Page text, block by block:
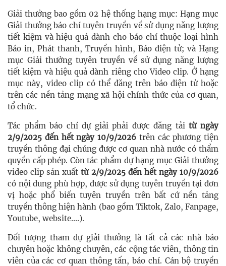
Giải thưởng bao gồm 02 hệ thống hạng mục: Hạng mục
Giải thưởng báo chí tuyên truyền về sử dụng năng lượng
tiết kiệm và hiệu quả dành cho báo chí thuộc loại hình
Báo in, Phát thanh, Truyền hình, Báo điện tử; và Hạng
mục Giải thưởng tuyên truyền về sử dụng năng lượng
tiết kiệm và hiệu quả dành riêng cho Video clip. Ở hạng
mục này, video clip có thể đăng trên báo điện tử hoặc
trên các nền tảng mạng xã hội chính thức của cơ quan,
tổ chức.
Tác phẩm báo chí dự giải phải được đăng tải từ ngày
2/9/2025 đến hết ngày 10/9/2026 trên các phương tiện
truyền thông đại chúng được cơ quan nhà nước có thẩm
quyền cấp phép. Còn tác phẩm dự hạng mục Giải thưởng
video clip sản xuấttừ 2/9/2025 đến hết ngày 10/9/2026
có nội dung phù hợp, được sử dụng tuyên truyền tại đơn
vị hoặc phổ biến tuyên truyền trên bất cứ nền tảng
truyền thông hiện hành (bao gồm Tiktok, Zalo, Fanpage,
Youtube, website....).
Đối tượng tham dự giải thưởng là tất cả các nhà báo
chuyên hoặc không chuyên, các cộng tác viên, thông tin
viên của các cơ quan thông tấn, báo chí. Cán bộ truyền